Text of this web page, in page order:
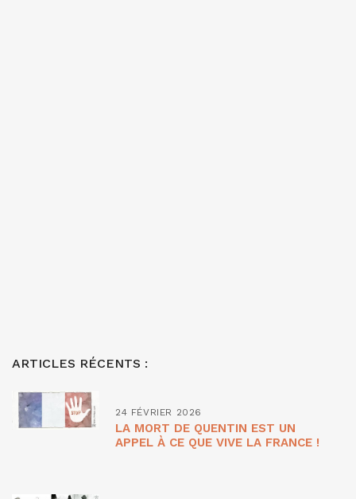
ARTICLES RÉCENTS :
24 FÉVRIER 2026
LA MORT DE QUENTIN EST UN
APPEL À CE QUE VIVE LA FRANCE !